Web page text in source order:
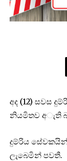
අද (12) සවස
නියමිතව අැති
දුම්රිය
ලැබෙමින් පවතී.